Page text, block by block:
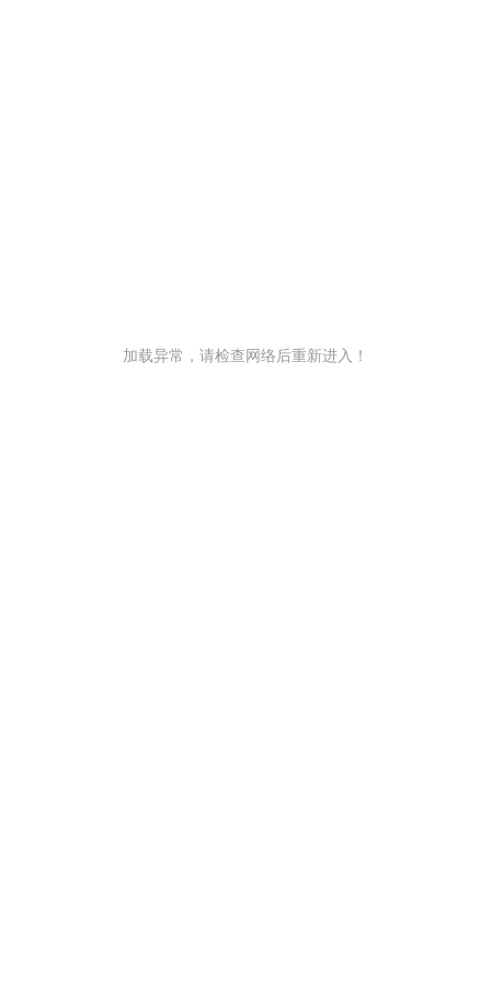
加载异常，请检查网络后重新进入！